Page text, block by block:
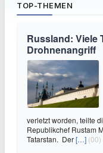
TOP-THEMEN
Russland: Viele
Drohnenangriff
verletzt worden, teilte
Republikchef Rustam
Tatarstan. Der[…] (00)